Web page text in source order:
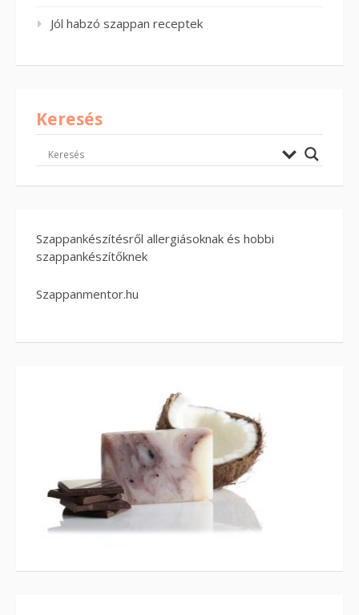
Jól habzó szappan receptek
Keresés
Szappankészítésről allergiásoknak és hobbi
szappankészítőknek
Szappanmentor.hu